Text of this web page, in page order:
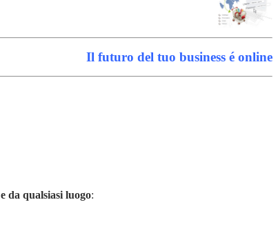
Il futuro del tuo business é online
e da qualsiasi luogo: